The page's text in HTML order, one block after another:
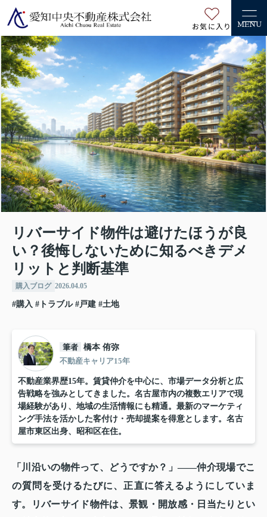
お気に入り MENU
リバーサイド物件は避けたほうが良
い？後悔しないために知るべきデメ
リットと判断基準
購入ブログ 2026.04.05
#購入 #トラブル #戸建 #土地
筆者 橋本 侑弥
不動産キャリア15年
不動産業界歴15年。賃貸仲介を中心に、市場データ分析と広
告戦略を強みとしてきました。名古屋市内の複数エリアで現
場経験があり、地域の生活情報にも精通。最新のマーケティ
ング手法を活かした客付け・売却提案を得意とします。名古
屋市東区出身、昭和区在住。
「川沿いの物件って、どうですか？」——仲介現場でこ
の質問を受けるたびに、正直に答えるようにしていま
す。リバーサイド物件は、景観・開放感・日当たりとい